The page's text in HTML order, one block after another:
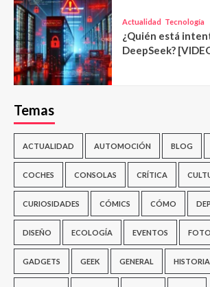
Actualidad Tecnología
¿Quién está
DeepSeek?
Temas
ACTUALIDAD AUTOMOCIÓN BLOG
COCHES CONSOLAS CRÍTICA
CURIOSIDADES CÓMICS CÓMO
DISEÑO ECOLOGÍA EVENTOS
GADGETS GEEK GENERAL HISTORIA